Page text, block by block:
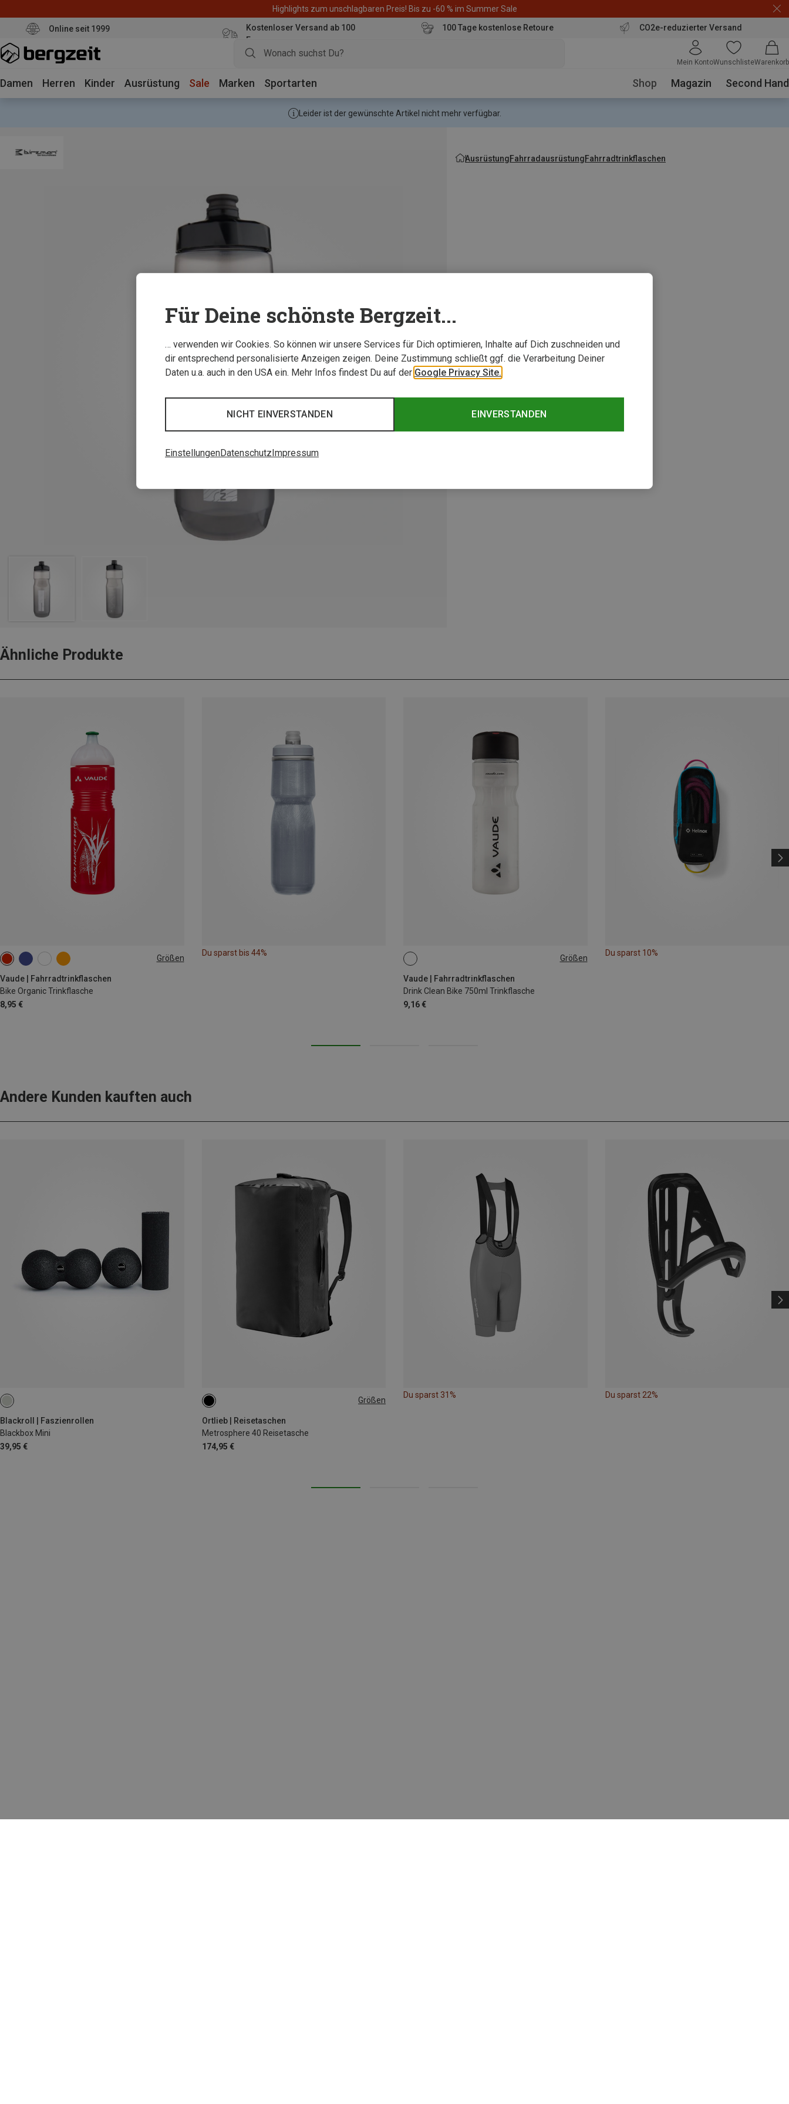
Highlights zum unschlagbaren Preis! Bis zu -60 % im Summer Sale
Online seit 1999
Kostenloser Versand ab 100
Euro
100 Tage kostenlose Retoure CO2e-reduzierter Versand
Mein KontoWunschlisteWarenkorb
Damen Herren Kinder Ausrüstung Sale Marken Sportarten Shop Magazin Second Hand
Leider ist der gewünschte Artikel nicht mehr verfügbar.
AusrüstungFahrradausrüstungFahrradtrinkflaschen
Ähnliche Produkte
Größen
Vaude | Fahrradtrinkflaschen
Bike Organic Trinkflasche
8,95 €
0.75L
Du sparst bis 44%
Größen
Vaude | Fahrradtrinkflaschen
Drink Clean Bike 750ml Trinkflasche
9,16 €
0.75L
Du sparst 10%
Andere Kunden kauften auch
Blackroll | Faszienrollen
Blackbox Mini
39,95 €
Größen
Ortlieb | Reisetaschen
Metrosphere 40 Reisetasche
174,95 €
40L
Du sparst 31% Du sparst 22%
Für Deine schönste Bergzeit...
… verwenden wir Cookies. So können wir unsere Services für Dich optimieren, Inhalte auf Dich zuschneiden und
dir entsprechend personalisierte Anzeigen zeigen. Deine Zustimmung schließt ggf. die Verarbeitung Deiner
Daten u.a. auch in den USA ein. Mehr Infos findest Du auf der Google Privacy Site.
EINVERSTANDEN
NICHT EINVERSTANDEN
EinstellungenDatenschutzImpressum